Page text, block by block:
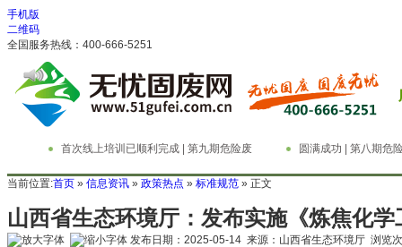
手机版
二维码
全国服务热线：400-666-5251
首次线上培训已顺利完成 | 第九期危险废
物管理与技术实务精英特训营
圆满成功 | 第八期危
务精英特训营
当前位置:首页 » 信息资讯 » 政策热点 » 标准规范 » 正文
山西省生态环境厅：发布实施《炼焦化
发布日期：2025-05-14 来源：山西省生态环境厅 浏览